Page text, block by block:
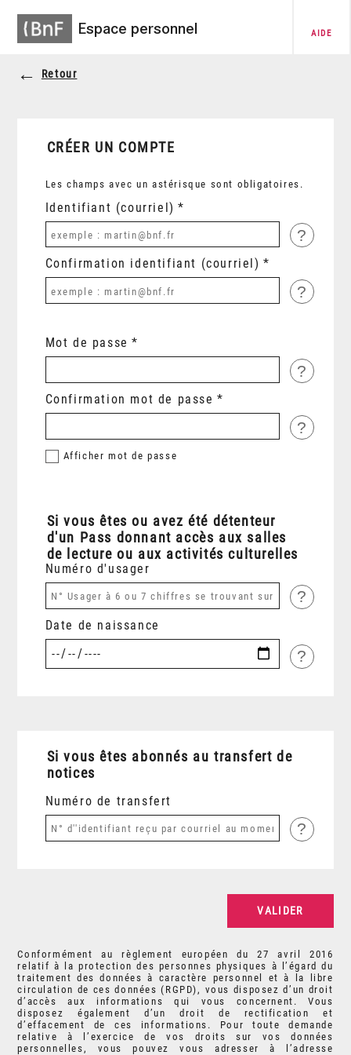
Espace personnel AIDE
Retour
CRÉER UN COMPTE
Les champs avec un astérisque sont obligatoires.
Identifiant (courriel)
?
Confirmation identifiant (courriel)
?
Mot de passe
?
Confirmation mot de passe
?
Afficher mot de passe
Si vous êtes ou avez été détenteur
d'un Pass donnant accès aux salles
de lecture ou aux activités culturelles
Numéro d'usager
?
Date de naissance
?
Si vous êtes abonnés au transfert de
notices
Numéro de transfert
?
Conformément au règlement européen du 27 avril 2016
relatif à la protection des personnes physiques à l’égard du
traitement des données à caractère personnel et à la libre
circulation de ces données (RGPD), vous disposez d’un droit
d’accès aux informations qui vous concernent. Vous
disposez également d’un droit de rectification et
d’effacement de ces informations. Pour toute demande
relative à l’exercice de vos droits sur vos données
personnelles, vous pouvez vous adresser à l’adresse